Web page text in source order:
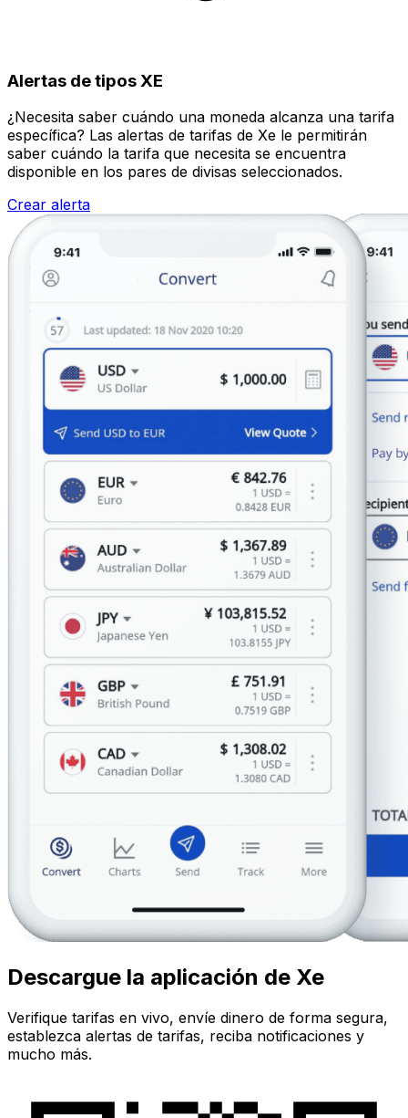
Alertas de tipos XE
¿Necesita saber cuándo una moneda alcanza una tarifa
específica? Las alertas de tarifas de Xe le permitirán
saber cuándo la tarifa que necesita se encuentra
disponible en los pares de divisas seleccionados.
Crear alerta
Descargue la aplicación de Xe
Verifique tarifas en vivo, envíe dinero de forma segura,
establezca alertas de tarifas, reciba notificaciones y
mucho más.